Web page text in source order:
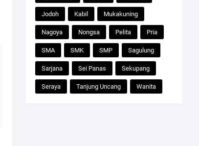
Jodoh Kabil Mukakuning
Nagoya Nongsa Pelita Pria
SMA SMK SMP Sagulung
Sarjana Sei Panas Sekupang
Seraya Tanjung Uncang Wanita